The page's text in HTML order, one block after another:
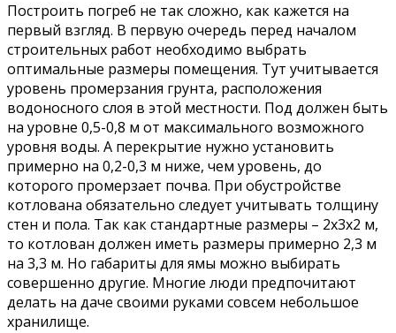
Построить погреб не так сложно, как кажется на
первый взгляд. В первую очередь перед началом
строительных работ необходимо выбрать
оптимальные размеры помещения. Тут учитывается
уровень промерзания грунта, расположения
водоносного слоя в этой местности. Под должен быть
на уровне 0,5-0,8 м от максимального возможного
уровня воды. А перекрытие нужно установить
примерно на 0,2-0,3 м ниже, чем уровень, до
которого промерзает почва. При обустройстве
котлована обязательно следует учитывать толщину
стен и пола. Так как стандартные размеры – 2х3х2 м,
то котлован должен иметь размеры примерно 2,3 м
на 3,3 м. Но габариты для ямы можно выбирать
совершенно другие. Многие люди предпочитают
делать на даче своими руками совсем небольшое
хранилище.